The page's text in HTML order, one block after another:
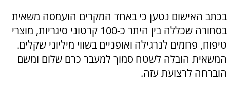
בכתב האישום נטען כי באחד המקרים הועמסה משאית
בסחורה שכללה בין היתר כ-100 קרטוני סיגריות, מוצרי
טיפוח, פחמים לנרגילה ואופניים בשווי מיליוני שקלים.
המשאית הובלה לשטח סמוך למעבר כרם שלום ומשם
הוברחה לרצועת עזה.